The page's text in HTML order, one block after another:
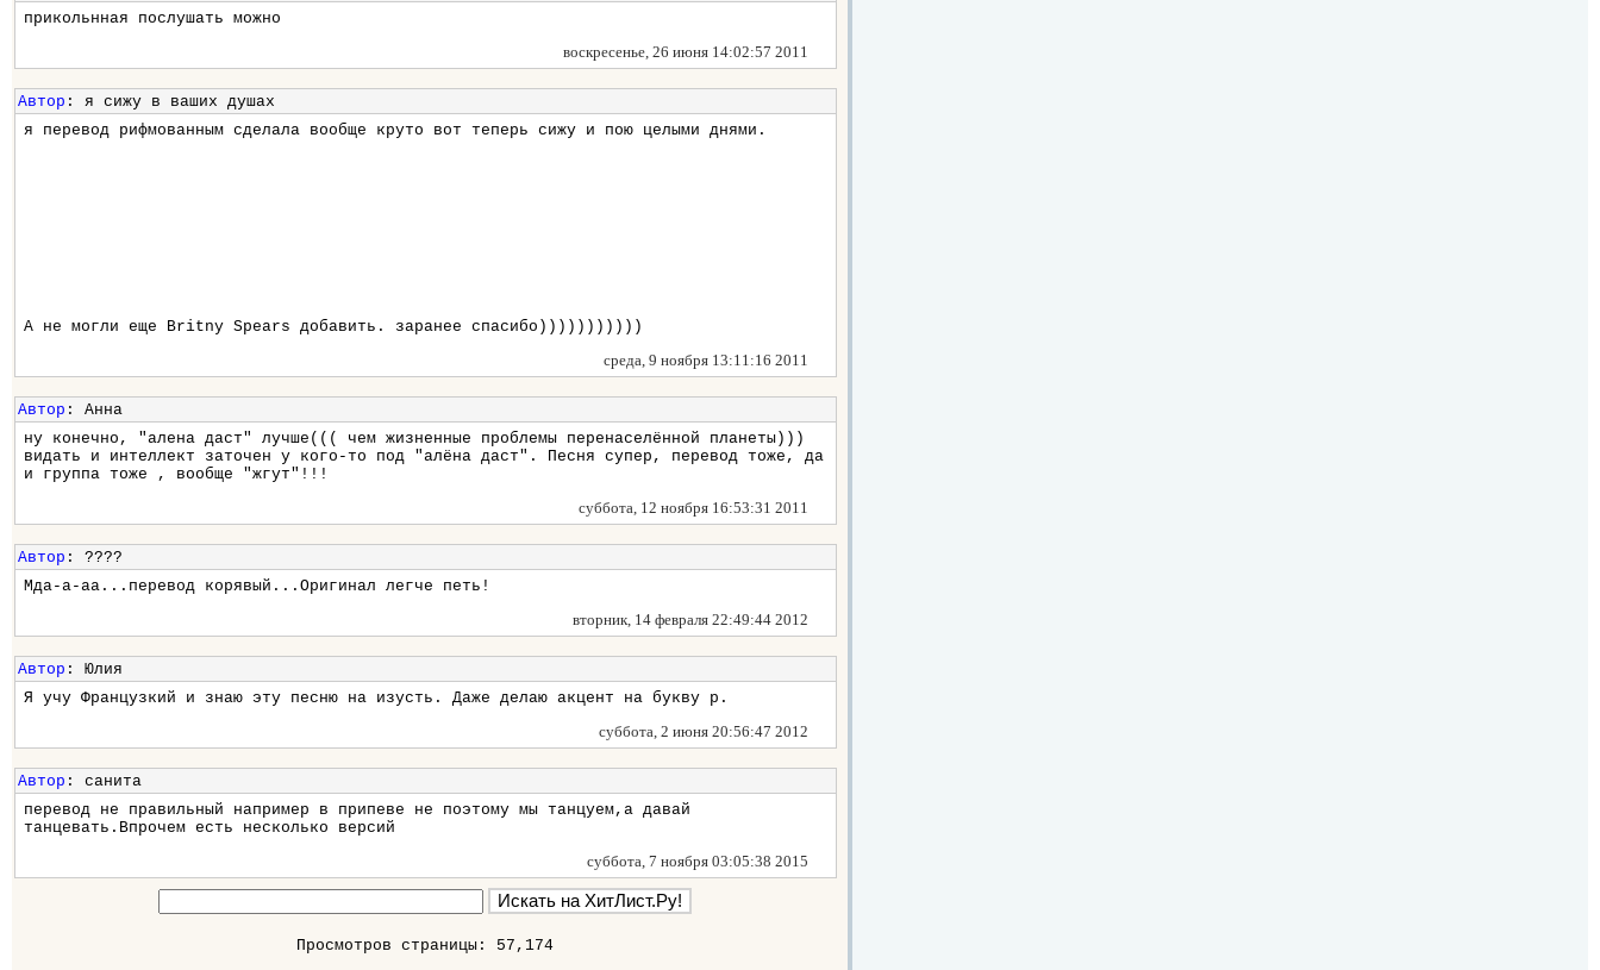
прикольнная послушать можно
воскресенье, 26 июня 14:02:57 2011
Автор : я сижу в ваших душах
я перевод рифмованным сделала вообще круто вот теперь сижу и пою целыми днями.
А не могли еще Britny Spears добавить. заранее спасибо)))))))))))
среда, 9 ноября 13:11:16 2011
Автор : Анна
ну конечно, "алена даст" лучше((( чем жизненные проблемы перенаселённой планеты)))
видать и интеллект заточен у кого-то под "алёна даст". Песня супер, перевод тоже, да
и группа тоже , вообще "жгут"!!!
суббота, 12 ноября 16:53:31 2011
Автор : ????
Мда-а-аа...перевод корявый...Оригинал легче петь!
вторник, 14 февраля 22:49:44 2012
Автор : Юлия
Я учу Французкий и знаю эту песню на изусть. Даже делаю акцент на букву р.
суббота, 2 июня 20:56:47 2012
Автор : санита
перевод не правильный например в припеве не поэтому мы танцуем,а давай
танцевать.Впрочем есть несколько версий
суббота, 7 ноября 03:05:38 2015
Просмотров страницы: 57,174